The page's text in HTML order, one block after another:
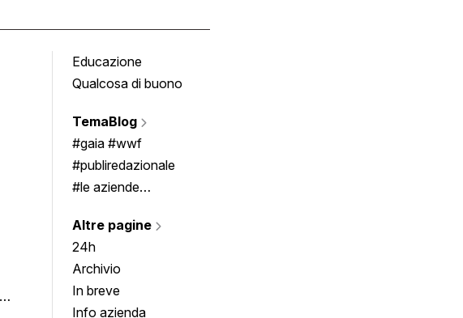
Educazione
Qualcosa di buono
TemaBlog
#gaia #wwf
#publiredazionale
#le aziende
Altre pagine
24h
Archivio
In breve
Info azienda